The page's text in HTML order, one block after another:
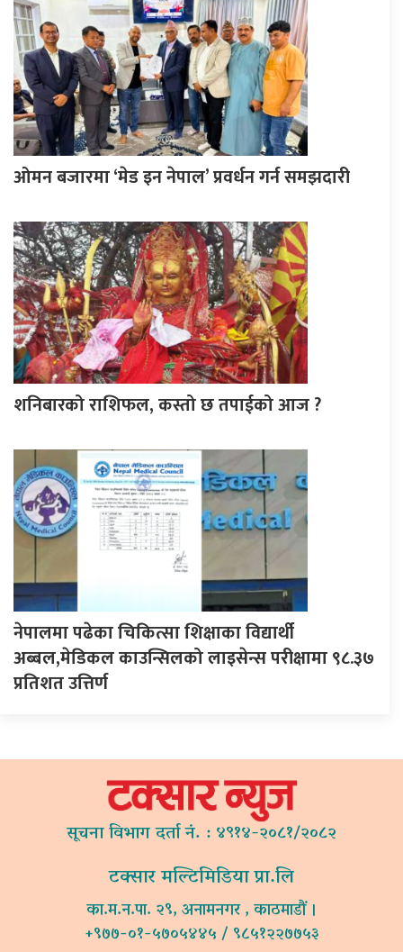
ओमन बजारमा ‘मेड इन नेपाल’ प्रवर्धन गर्न समझदारी
शनिबारको राशिफल, कस्तो छ तपाईको आज ?
नेपालमा पढेका चिकित्सा शिक्षाका विद्यार्थी
अब्बल,मेडिकल काउन्सिलको लाइसेन्स परीक्षामा ९८.३७
प्रतिशत उत्तिर्ण
सूचना विभाग दर्ता नं. : ४९१४-२०८१/२०८२
टक्सार मल्टिमिडिया प्रा.लि
का.म.न.पा. २९, अनामनगर , काठमाडौं ।
+९७७-०१-५७०५४४५ / ९८५१२२७७५३